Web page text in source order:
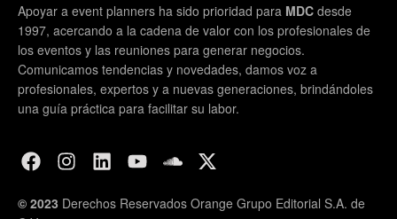
Apoyar a event planners ha sido prioridad para MDC desde
1997, acercando a la cadena de valor con los profesionales de
los eventos y las reuniones para generar negocios.
Comunicamos tendencias y novedades, damos voz a
profesionales, expertos y a nuevas generaciones, brindándoles
una guía práctica para facilitar su labor.
© 2023 Derechos Reservados Orange Grupo Editorial S.A. de